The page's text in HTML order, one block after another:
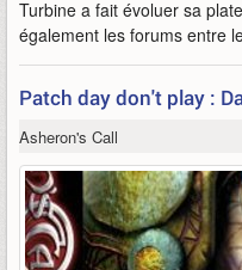
Turbine a fait évoluer sa
également les forums entre
Patch day don't play :
Asheron's Call